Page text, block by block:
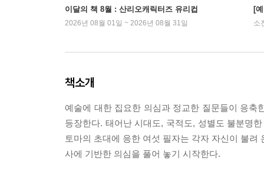
이달의 책 8월 : 산리오캐릭터즈 유리컵
2026년 08월 01일 ~ 2026년 08월 31일
[
소
책소개
예술에 대한 집요한 의심과 정교한 질문들이 응
등장한다. 태어난 시대도, 국적도, 성별도 불분명
토마의 초대에 응한 여섯 필자는 각자 자신이 불
사에 기반한 의심을 풀어 놓기 시작한다.